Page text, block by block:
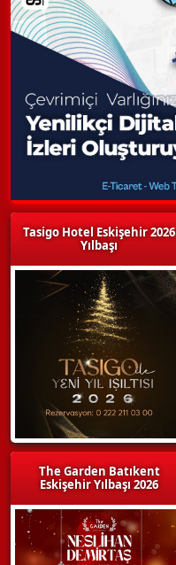
Tasigo Hotel Eskişehir 2026
Yılbaşı
The Garden Batıkent
Eskişehir Yılbaşı 2026